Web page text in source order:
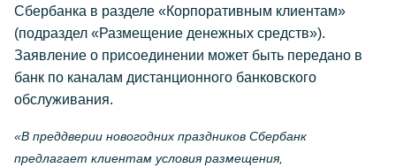
Сбербанка в разделе «Корпоративным клиентам»
(подраздел «Размещение денежных средств»).
Заявление о присоединении может быть передано в
банк по каналам дистанционного банковского
обслуживания.
«В преддверии новогодних праздников Сбербанк
предлагает клиентам условия размещения,